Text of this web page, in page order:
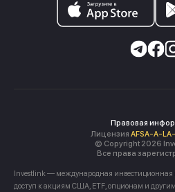
Правовая
Лицензия AFSA-A-
© Copyright 2026
Все права
Investlink — международная
доступ к акциям США, ETF, опционам и